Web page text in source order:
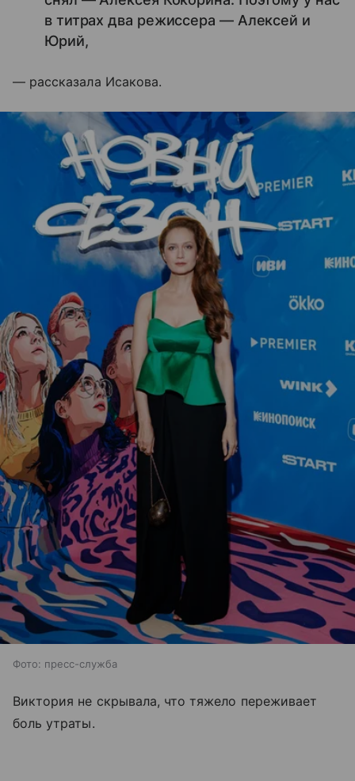
в титрах два режиссера — Алексей и
Юрий,
— рассказала Исакова.
Фото: пресс-служба
Виктория не скрывала, что тяжело переживает
боль утраты.